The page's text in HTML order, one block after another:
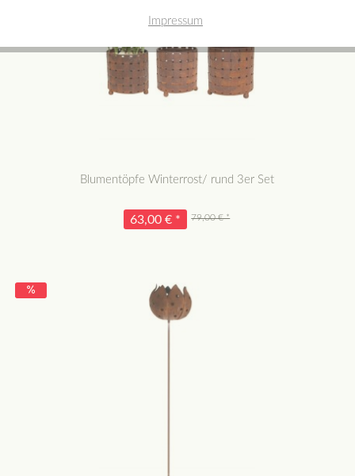
Blumentöpfe Winterrost/ rund 3er Set
79,00 € *
63,00 € *
Impressum